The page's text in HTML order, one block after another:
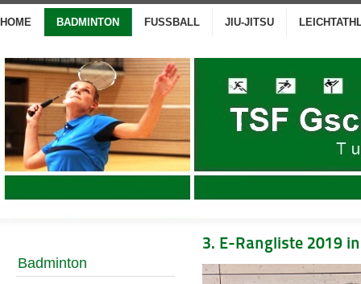
HOME BADMINTON FUSSBALL JIU-JITSU
Badminton
3. E-Rangliste 2019